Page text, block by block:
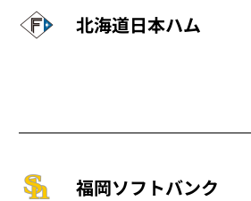
北海道日本ハム
福岡ソフトバンク